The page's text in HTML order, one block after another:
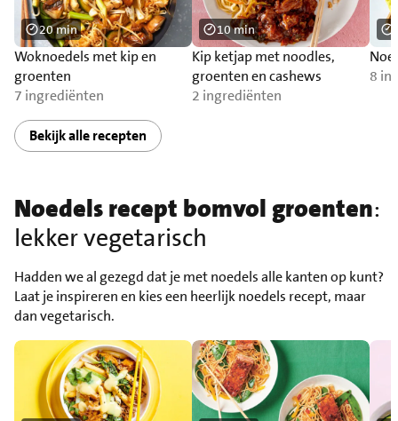
Woknoedels met kip en
groenten
7 ingrediënten
20 min
Kip ketjap met noodles,
groenten en cashews
2 ingrediënten
10 min
8
Bekijk alle recepten
Noedels recept bomvol groenten:
lekker vegetarisch
Hadden we al gezegd dat je met noedels alle kanten op kunt?
Laat je inspireren en kies een heerlijk noedels recept, maar
dan vegetarisch.